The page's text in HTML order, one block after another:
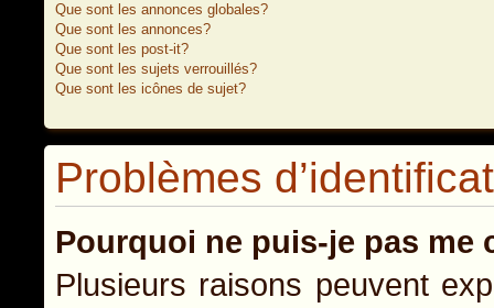
Que sont les annonces globales?
Que sont les annonces?
Que sont les post-it?
Que sont les sujets verrouillés?
Que sont les icônes de sujet?
Problèmes
Pourquoi ne puis-je pas me
Plusieurs raisons peuvent